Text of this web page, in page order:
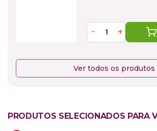
− +
Ver todos os produtos
PRODUTOS SELECIONADOS PARA